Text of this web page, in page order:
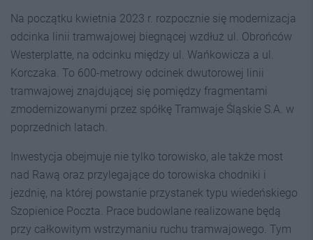
Na początku kwietnia 2023 r. rozpocznie się modernizacja
odcinka linii tramwajowej biegnącej wzdłuż ul. Obrońców
Westerplatte, na odcinku między ul. Wańkowicza a ul.
Korczaka. To 600-metrowy odcinek dwutorowej linii
tramwajowej znajdującej się pomiędzy fragmentami
zmodernizowanymi przez spółkę Tramwaje Śląskie S.A. w
poprzednich latach.
Inwestycja obejmuje nie tylko torowisko, ale także most
nad Rawą oraz przylegające do torowiska chodniki i
jezdnię, na której powstanie przystanek typu wiedeńskiego
Szopienice Poczta. Prace budowlane realizowane będą
przy całkowitym wstrzymaniu ruchu tramwajowego. Tym